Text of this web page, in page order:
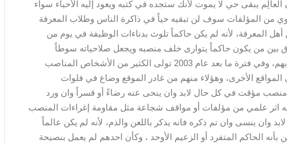
يبقى حي لا يموت لأنك ستجده في كتبه ويعود إليه الأحياء سواء
من المؤلفات سوف لن تبقيه حياً في ذاكرة الناس وطلاب المعرفة
المعرفة، لأنه لم يكن حاكماً تلوث بدناءات الوظيفة في يوم من
بين من يكون حاكماً يتوارى خلف منصبه ويجعل صلاحياته سوطاً
مسلطاً على أجساد الناس أو سيفا على رقابهم، وفي فترة ما بعد عام 2003 تولى الكثير من الأشخاص المناصب
المواقع الأخرى، وهؤلاء منهم من غادر الموقع وضاع في فلوات
منصب مؤقت في كل حال لابد وان ينحى عنه رضاءً أو قسراً وان ورد
اثر علمي من مؤلفات أو مواقف شجاعة مثل مقاومة إغراءات المنصب
وان ينسى وان تم ذكره فانه يذكر باللعن والذم، لأنه لم يكن عالماً
الحاكم المتفرد أو الزعيم الأوحد ، وكأن احدهم لم يعمل بنصيحة